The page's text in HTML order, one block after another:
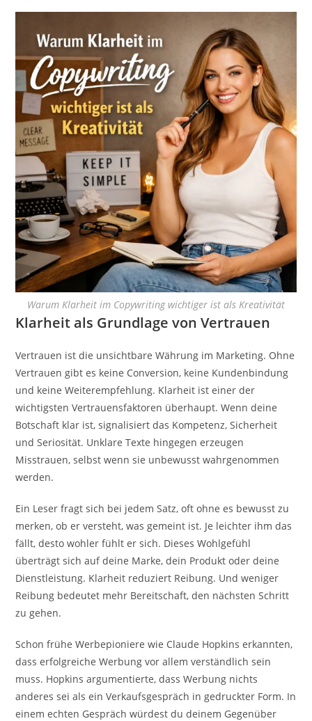
Warum Klarheit im Copywriting wichtiger ist als Kreativität
Klarheit als Grundlage von Vertrauen
Vertrauen ist die unsichtbare Währung im Marketing. Ohne
Vertrauen gibt es keine Conversion, keine Kundenbindung
und keine Weiterempfehlung. Klarheit ist einer der
wichtigsten Vertrauensfaktoren überhaupt. Wenn deine
Botschaft klar ist, signalisiert das Kompetenz, Sicherheit
und Seriosität. Unklare Texte hingegen erzeugen
Misstrauen, selbst wenn sie unbewusst wahrgenommen
werden.
Ein Leser fragt sich bei jedem Satz, oft ohne es bewusst zu
merken, ob er versteht, was gemeint ist. Je leichter ihm das
fällt, desto wohler fühlt er sich. Dieses Wohlgefühl
überträgt sich auf deine Marke, dein Produkt oder deine
Dienstleistung. Klarheit reduziert Reibung. Und weniger
Reibung bedeutet mehr Bereitschaft, den nächsten Schritt
zu gehen.
Schon frühe Werbepioniere wie Claude Hopkins erkannten,
dass erfolgreiche Werbung vor allem verständlich sein
muss. Hopkins argumentierte, dass Werbung nichts
anderes sei als ein Verkaufsgespräch in gedruckter Form. In
einem echten Gespräch würdest du deinem Gegenüber